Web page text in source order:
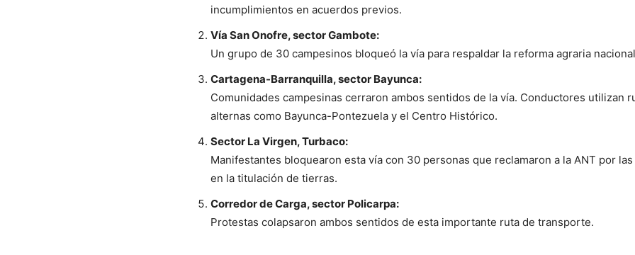
incumplimientos en acuerdos previos.
Vía San Onofre, sector Gambote:
Un grupo de 30 campesinos bloqueó la vía para respaldar la reforma agraria
Cartagena-Barranquilla, sector Bayunca:
Comunidades campesinas cerraron ambos sentidos de la vía. Conductores utilizan
alternas como Bayunca-Pontezuela y el Centro Histórico.
Sector La Virgen, Turbaco:
Manifestantes bloquearon esta vía con 30 personas que reclamaron a la ANT por
en la titulación de tierras.
Corredor de Carga, sector Policarpa:
Protestas colapsaron ambos sentidos de esta importante ruta de transporte.